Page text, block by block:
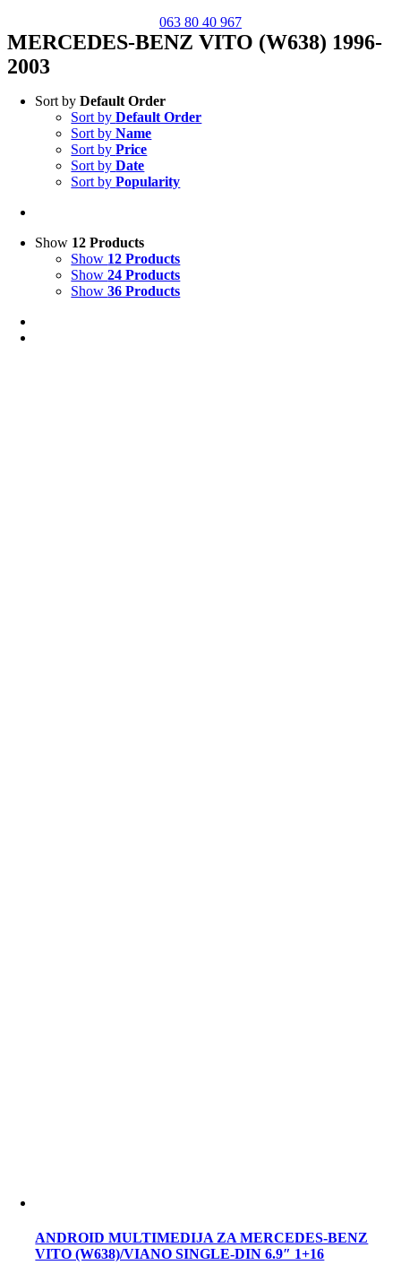
063 80 40 967
MERCEDES-BENZ VITO (W638) 1996-
2003
Sort byDefault Order
Sort byDefault Order
Sort byName
Sort byPrice
Sort byDate
Sort byPopularity
Show 12 Products
Show 12 Products
Show24 Products
Show36 Products
ANDROID MULTIMEDIJA ZA MERCEDES-BENZ
VITO (W638)/VIANO SINGLE-DIN 6.9″ 1+16